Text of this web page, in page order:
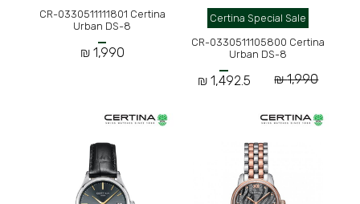
Certina Special Sale
CR-0330511105800 Certina
Urban DS-8
1,990 ₪
1,492.5 ₪
CR-0330511111801 Certina
Urban DS-8
1,990 ₪